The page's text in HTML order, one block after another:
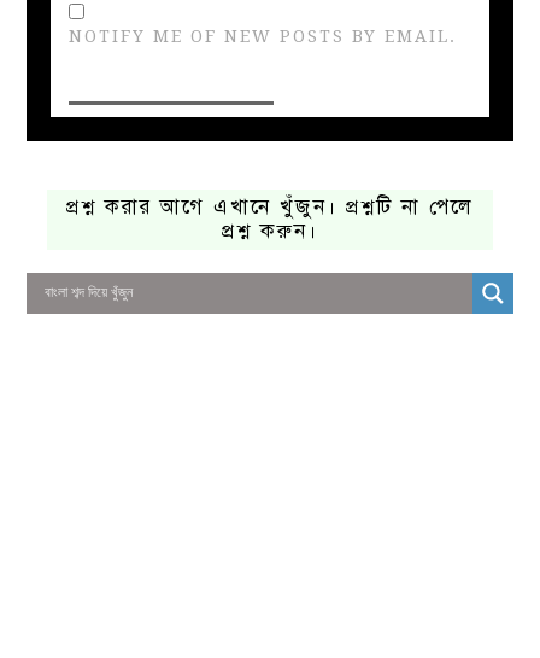
NOTIFY ME OF NEW POSTS BY EMAIL.
প্রশ্ন করার আগে এখানে খুঁজুন। প্রশ্নটি না পেলে
প্রশ্ন করুন।